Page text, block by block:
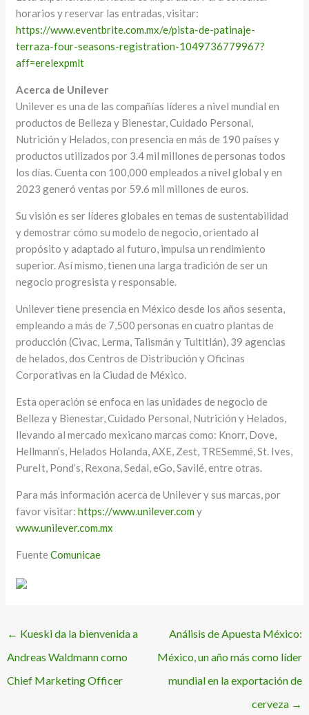
horarios y reservar las entradas, visitar:
https://www.eventbrite.com.mx/e/pista-de-patinaje-
terraza-four-seasons-registration-1049736779967?
aff=erelexpmlt
Acerca de Unilever
Unilever es una de las compañías líderes a nivel mundial en
productos de Belleza y Bienestar, Cuidado Personal,
Nutrición y Helados, con presencia en más de 190 países y
productos utilizados por 3.4 mil millones de personas todos
los días. Cuenta con 100,000 empleados a nivel global y en
2023 generó ventas por 59.6 mil millones de euros.
Su visión es ser líderes globales en temas de sustentabilidad
y demostrar cómo su modelo de negocio, orientado al
propósito y adaptado al futuro, impulsa un rendimiento
superior. Así mismo, tienen una larga tradición de ser un
negocio progresista y responsable.
Unilever tiene presencia en México desde los años sesenta,
empleando a más de 7,500 personas en cuatro plantas de
producción (Civac, Lerma, Talismán y Tultitlán), 39 agencias
de helados, dos Centros de Distribución y Oficinas
Corporativas en la Ciudad de México.
Esta operación se enfoca en las unidades de negocio de
Belleza y Bienestar, Cuidado Personal, Nutrición y Helados,
llevando al mercado mexicano marcas como: Knorr, Dove,
Hellmann’s, Helados Holanda, AXE, Zest, TRESemmé, St. Ives,
PureIt, Pond’s, Rexona, Sedal, eGo, Savilé, entre otras.
Para más información acerca de Unilever y sus marcas, por
favor visitar:https://www.unilever.com y
www.unilever.com.mx
FuenteComunicae
← Kueski da la bienvenida a
Andreas Waldmann como
Chief Marketing Officer
Análisis de Apuesta México:
México, un año más como líder
mundial en la exportación de
cerveza →